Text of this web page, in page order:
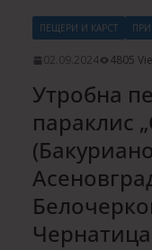
ПЕЩЕРИ И КАРСТ
02.09.2024 4805
Утробна
параклис